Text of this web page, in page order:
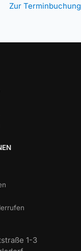
Zur Terminbuchung
1-3